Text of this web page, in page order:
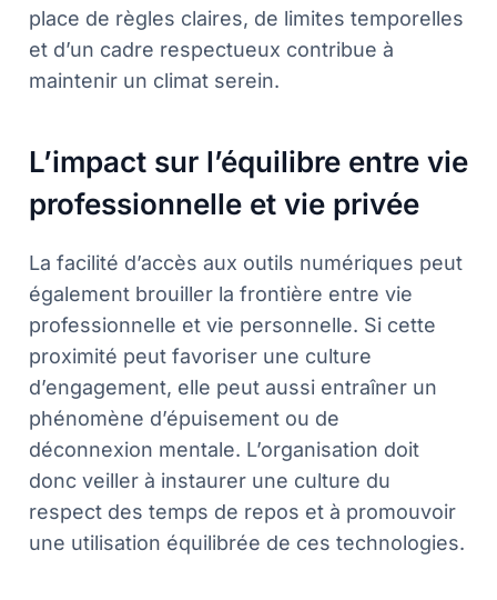
place de règles claires, de limites temporelles
et d’un cadre respectueux contribue à
maintenir un climat serein.
L’impact sur l’équilibre entre vie
professionnelle et vie privée
La facilité d’accès aux outils numériques peut
également brouiller la frontière entre vie
professionnelle et vie personnelle. Si cette
proximité peut favoriser une culture
d’engagement, elle peut aussi entraîner un
phénomène d’épuisement ou de
déconnexion mentale. L’organisation doit
donc veiller à instaurer une culture du
respect des temps de repos et à promouvoir
une utilisation équilibrée de ces technologies.